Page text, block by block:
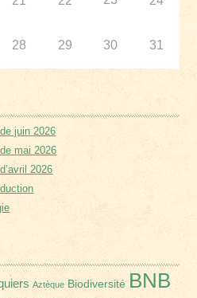
28 29 30 31
juin 2026
mai 2026
2026
Aztèque Biodiversité BNB